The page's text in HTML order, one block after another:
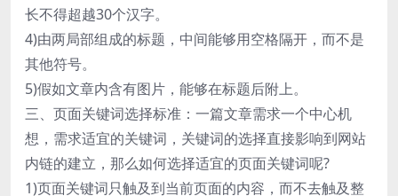
长不得超越30个汉字。
4)由两局部组成的标题，中间能够用空格隔开，而不是
其他符号。
5)假如文章内含有图片，能够在标题后附上。
三、页面关键词选择标准：一篇文章需求一个中心机
想，需求适宜的关键词，关键词的选择直接影响到网站
内链的建立，那么如何选择适宜的页面关键词呢?
1)页面关键词只触及到当前页面的内容，而不去触及整